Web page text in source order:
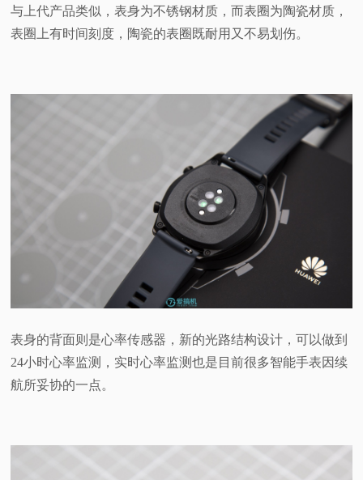
与上代产品类似，表身为不锈钢材质，而表圈为陶瓷材质，
表圈上有时间刻度，陶瓷的表圈既耐用又不易划伤。
表身的背面则是心率传感器，新的光路结构设计，可以做到
24小时心率监测，实时心率监测也是目前很多智能手表因续
航所妥协的一点。